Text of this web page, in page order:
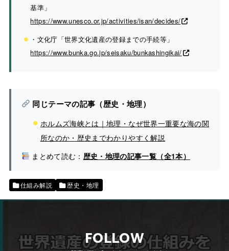
基準」
https://www.unesco.or.jp/activities/isan/decides/
・文化庁「世界文化遺産の登録までの手続等」
https://www.bunka.go.jp/seisaku/bunkashingikai/
同じテーマの記事（歴史・地理）
ホルムズ海峡とは｜地理・なぜ世界一重要な海の関
所なのか・歴史までわかりやすく解説
まとめて読む： 歴史・地理の記事一覧（全1本）
仕組み解説 歴史・地理
FOLLOW